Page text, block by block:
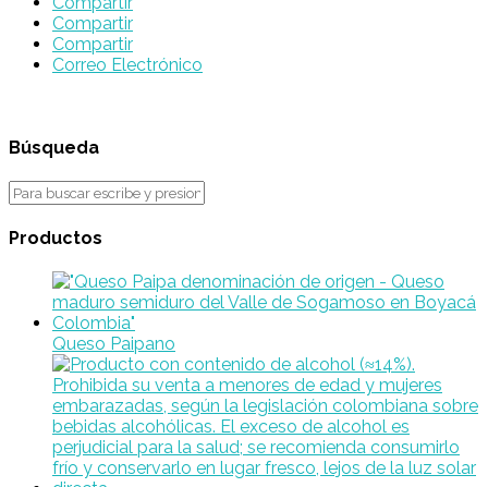
Compartir
Compartir
Correo Electrónico
Búsqueda
Productos
Queso Paipano